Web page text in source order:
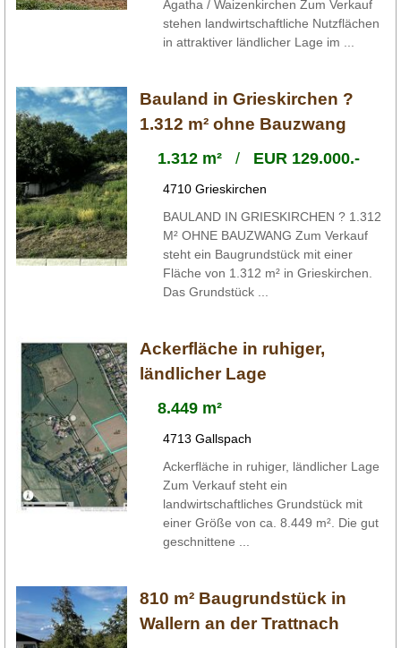
Agatha / Waizenkirchen Zum Verkauf
stehen landwirtschaftliche Nutzflächen
in attraktiver ländlicher Lage im ...
Bauland in Grieskirchen ?
1.312 m² ohne Bauzwang
1.312 m²/ EUR 129.000.-
4710 Grieskirchen
BAULAND IN GRIESKIRCHEN ? 1.312
M² OHNE BAUZWANG Zum Verkauf
steht ein Baugrundstück mit einer
Fläche von 1.312 m² in Grieskirchen.
Das Grundstück ...
Ackerfläche in ruhiger,
ländlicher Lage
8.449 m²
4713 Gallspach
Ackerfläche in ruhiger, ländlicher Lage
Zum Verkauf steht ein
landwirtschaftliches Grundstück mit
einer Größe von ca. 8.449 m². Die gut
geschnittene ...
810 m² Baugrundstück in
Wallern an der Trattnach